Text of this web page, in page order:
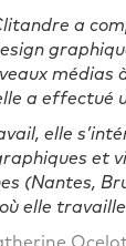
a
médias
a effectué
elle
et
(Nantes,
elle